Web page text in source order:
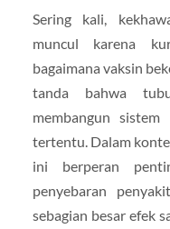
Sering kali,
muncul karena
bagaimana vaksin
tanda bahwa
membangun
tertentu. Dalam
ini berperan
penyebaran
sebagian besar efek